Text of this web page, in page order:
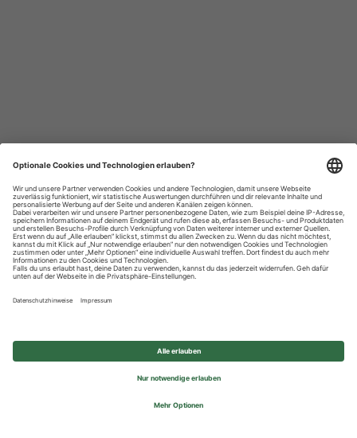
Datenschutzhinweise
Impressum
Privatsphäre-Einstellungen
© 2026 REWE Group - All rights reserved